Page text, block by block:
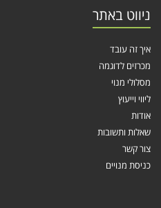
ניווט באתר
איך זה עובד
מכרזים לדוגמה
מסלולי מנוי
ליווי וייעוץ
אודות
שאלות ותשובות
צור קשר
כניסת מנויים